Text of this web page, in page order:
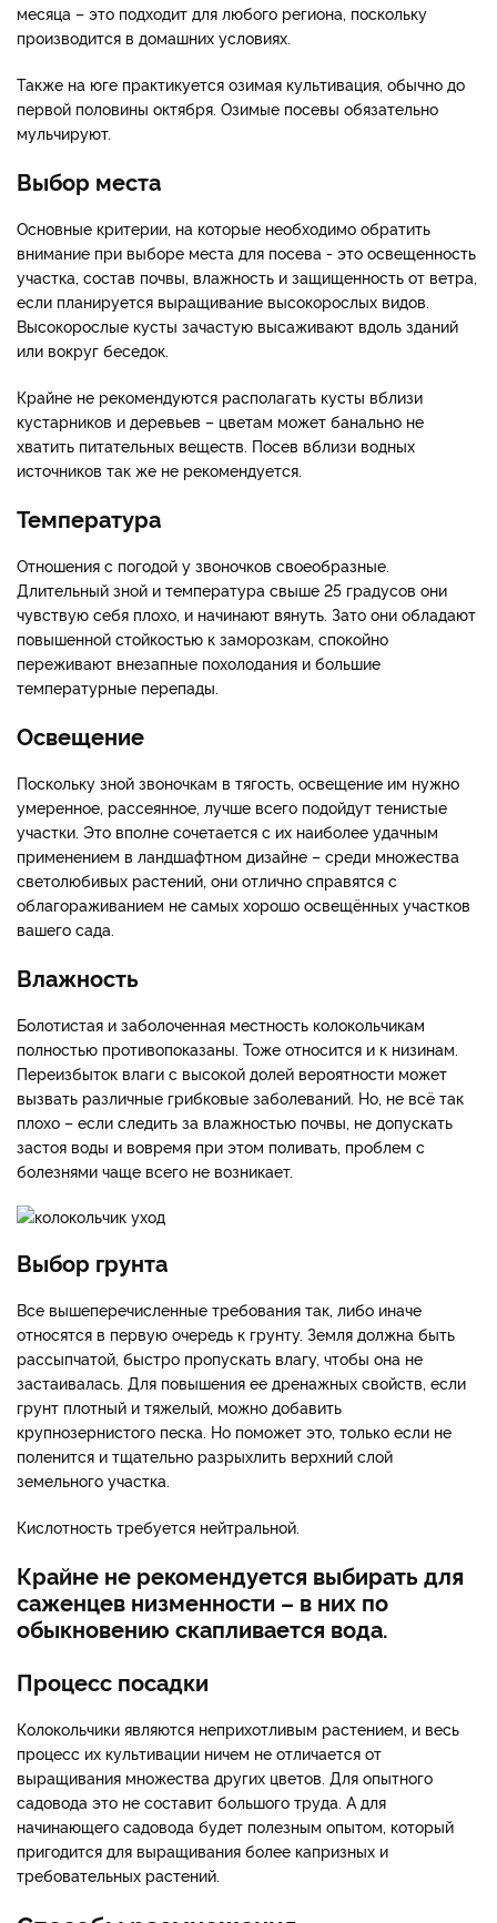
месяца – это подходит для любого региона, поскольку
производится в домашних условиях.
Также на юге практикуется озимая культивация, обычно до
первой половины октября. Озимые посевы обязательно
мульчируют.
Выбор места
Основные критерии, на которые необходимо обратить
внимание при выборе места для посева - это освещенность
участка, состав почвы, влажность и защищенность от ветра,
если планируется выращивание высокорослых видов.
Высокорослые кусты зачастую высаживают вдоль зданий
или вокруг беседок.
Крайне не рекомендуются располагать кусты вблизи
кустарников и деревьев – цветам может банально не
хватить питательных веществ. Посев вблизи водных
источников так же не рекомендуется.
Температура
Отношения с погодой у звоночков своеобразные.
Длительный зной и температура свыше 25 градусов они
чувствую себя плохо, и начинают вянуть. Зато они обладают
повышенной стойкостью к заморозкам, спокойно
переживают внезапные похолодания и большие
температурные перепады.
Освещение
Поскольку зной звоночкам в тягость, освещение им нужно
умеренное, рассеянное, лучше всего подойдут тенистые
участки. Это вполне сочетается с их наиболее удачным
применением в ландшафтном дизайне – среди множества
светолюбивых растений, они отлично справятся с
облагораживанием не самых хорошо освещённых участков
вашего сада.
Влажность
Болотистая и заболоченная местность колокольчикам
полностью противопоказаны. Тоже относится и к низинам.
Переизбыток влаги с высокой долей вероятности может
вызвать различные грибковые заболеваний. Но, не всё так
плохо – если следить за влажностью почвы, не допускать
застоя воды и вовремя при этом поливать, проблем с
болезнями чаще всего не возникает.
Выбор грунта
Все вышеперечисленные требования так, либо иначе
относятся в первую очередь к грунту. Земля должна быть
рассыпчатой, быстро пропускать влагу, чтобы она не
застаивалась. Для повышения ее дренажных свойств, если
грунт плотный и тяжелый, можно добавить
крупнозернистого песка. Но поможет это, только если не
поленится и тщательно разрыхлить верхний слой
земельного участка.
Кислотность требуется нейтральной.
Крайне не рекомендуется выбирать для
саженцев низменности – в них по
обыкновению скапливается вода.
Процесс посадки
Колокольчики являются неприхотливым растением, и весь
процесс их культивации ничем не отличается от
выращивания множества других цветов. Для опытного
садовода это не составит большого труда. А для
начинающего садовода будет полезным опытом, который
пригодится для выращивания более капризных и
требовательных растений.